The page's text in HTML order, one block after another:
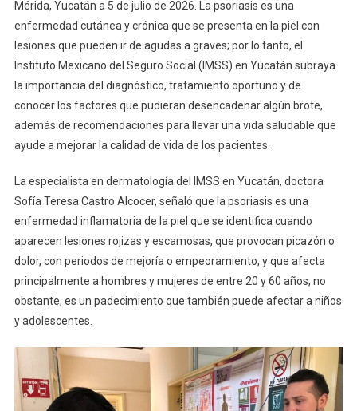
Y
Tratar
Oportunamente
Psoriasis
Mérida, Yucatán a 5 de julio de 2026. La psoriasis es una
enfermedad cutánea y crónica que se presenta en la piel con
lesiones que pueden ir de agudas a graves; por lo tanto, el
Instituto Mexicano del Seguro Social (IMSS) en Yucatán subraya
la importancia del diagnóstico, tratamiento oportuno y de
conocer los factores que pudieran desencadenar algún brote,
además de recomendaciones para llevar una vida saludable que
ayude a mejorar la calidad de vida de los pacientes.
La especialista en dermatología del IMSS en Yucatán, doctora
Sofía Teresa Castro Alcocer, señaló que la psoriasis es una
enfermedad inflamatoria de la piel que se identifica cuando
aparecen lesiones rojizas y escamosas, que provocan picazón o
dolor, con periodos de mejoría o empeoramiento, y que afecta
principalmente a hombres y mujeres de entre 20 y 60 años, no
obstante, es un padecimiento que también puede afectar a niños
y adolescentes.